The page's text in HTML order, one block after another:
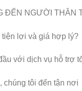
ĐẾN NGƯỜI THÂN
tiện lợi và giá hợp lý?
với dịch vụ hỗ trợ
chúng tôi đến tận nơi